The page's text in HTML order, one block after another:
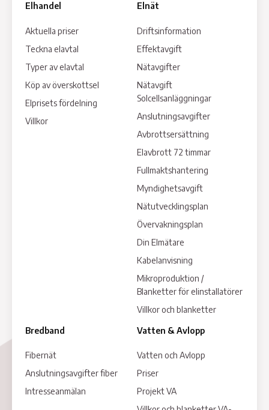
Elhandel
Aktuella priser
Teckna elavtal
Typer av elavtal
Köp av överskottsel
Elprisets fördelning
Villkor
Elnät
Driftsinformation
Effektavgift
Nätavgifter
Nätavgift
Solcellsanläggningar
Anslutningsavgifter
Avbrottsersättning
Elavbrott 72 timmar
Fullmaktshantering
Myndighetsavgift
Nätutvecklingsplan
Övervakningsplan
Din Elmätare
Kabelanvisning
Mikroproduktion /
Blanketter för elinstallatörer
Villkor och blanketter
Bredband
Fibernät
Anslutningsavgifter fiber
Intresseanmälan
Vatten & Avlopp
Vatten och Avlopp
Priser
Projekt VA